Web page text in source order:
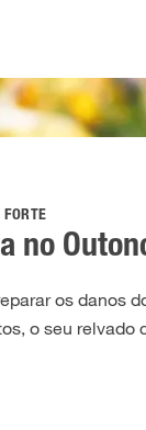
no
os danos
o seu relvado